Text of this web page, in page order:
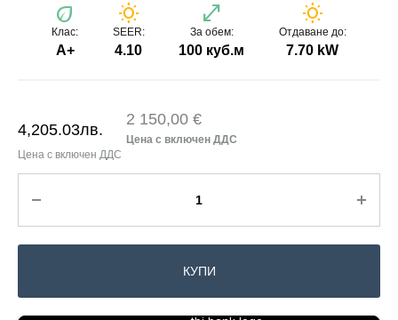
eco
Клас:
A+
wb_sunny
SEER:
4.10
open_in_full
За обем:
100 куб.м
wb_sunny
Отдаване до:
7.70 kW
4,205.03лв.
2 150,00 €
КУПИ